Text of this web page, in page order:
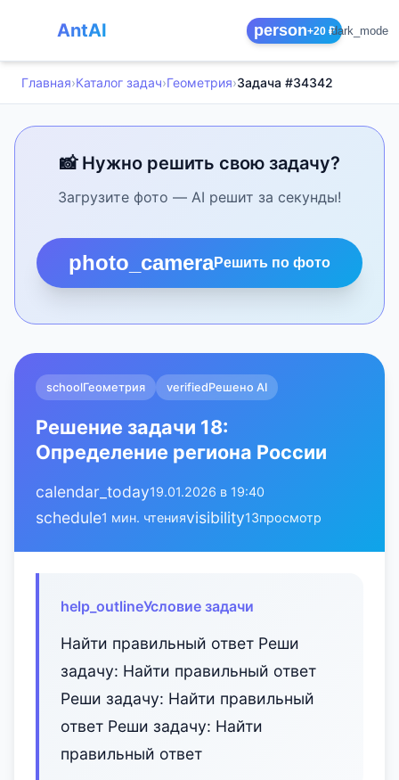
AntAI person+20 ₽dark_mode
Главная›Каталог задач›Геометрия›Задача #34342
📸 Нужно решить свою задачу?
Загрузите фото — AI решит за секунды!
photo_cameraРешить по фото
schoolГеометрия verifiedРешено AI
Решение задачи 18:
Определение региона России
calendar_today19.01.2026 в 19:40
schedule1 мин. чтенияvisibility13просмотр
help_outlineУсловие задачи
Найти правильный ответ Реши
задачу: Найти правильный ответ
Реши задачу: Найти правильный
ответ Реши задачу: Найти
правильный ответ